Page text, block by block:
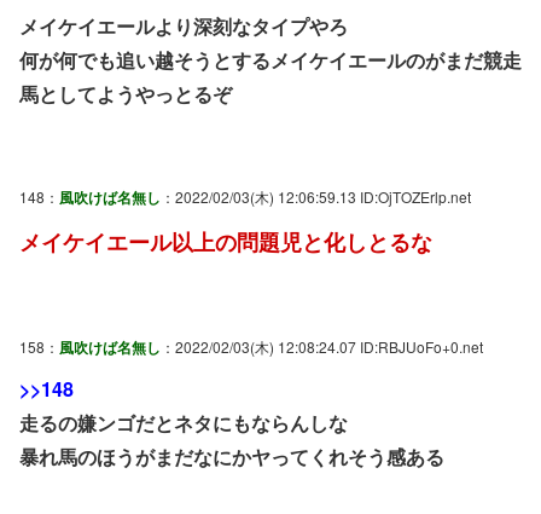
メイケイエールより深刻なタイプやろ
何が何でも追い越そうとするメイケイエールのがまだ競走
馬としてようやっとるぞ
148： 風吹けば名無し ：2022/02/03(木) 12:06:59.13 ID:OjTOZErlp.net
メイケイエール以上の問題児と化しとるな
158： 風吹けば名無し ：2022/02/03(木) 12:08:24.07 ID:RBJUoFo+0.net
>>148
走るの嫌ンゴだとネタにもならんしな
暴れ馬のほうがまだなにかヤってくれそう感ある